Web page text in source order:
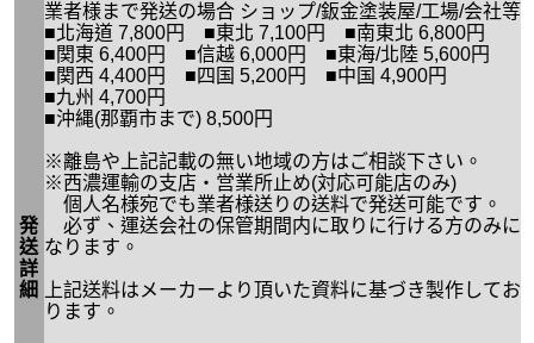
発
送
詳
細
業者様まで発送の場合 ショップ/鈑金塗装屋/工場/会社等
■北海道 7,800円 ■東北 7,100円 ■南東北 6,800円
■関東 6,400円 ■信越 6,000円 ■東海/北陸 5,600円
■関西 4,400円 ■四国 5,200円 ■中国 4,900円
■九州 4,700円
■沖縄(那覇市まで) 8,500円
※離島や上記記載の無い地域の方はご相談下さい。
※西濃運輸の支店・営業所止め(対応可能店のみ)
個人名様宛でも業者様送りの送料で発送可能です。
必ず、運送会社の保管期間内に取りに行ける方のみに
なります。
上記送料はメーカーより頂いた資料に基づき製作してお
ります。